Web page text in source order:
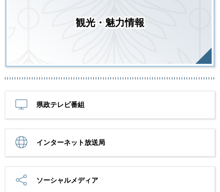
観光・魅力情報
県政テレビ番組
インターネット放送局
ソーシャルメディア